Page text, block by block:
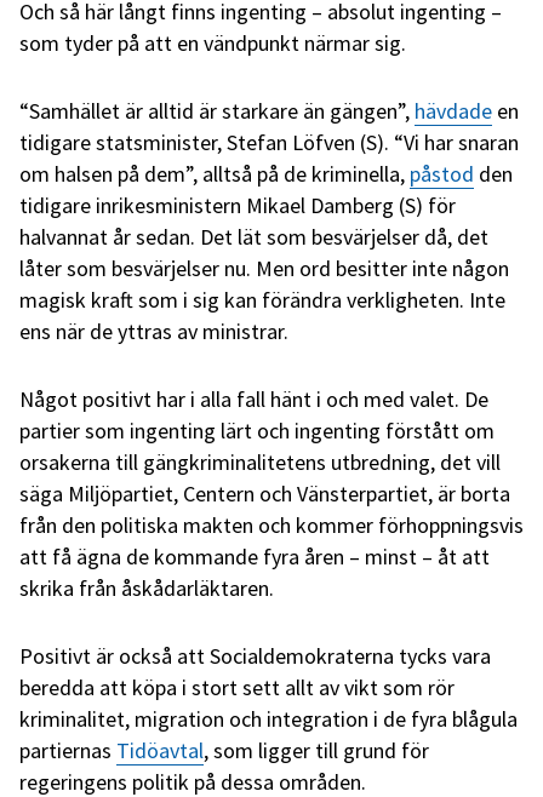
Och så här långt finns ingenting – absolut ingenting –
som tyder på att en vändpunkt närmar sig.
“Samhället är alltid är starkare än gängen”, hävdade en
tidigare statsminister, Stefan Löfven (S). “Vi har snaran
om halsen på dem”, alltså på de kriminella, påstod den
tidigare inrikesministern Mikael Damberg (S) för
halvannat år sedan. Det lät som besvärjelser då, det
låter som besvärjelser nu. Men ord besitter inte någon
magisk kraft som i sig kan förändra verkligheten. Inte
ens när de yttras av ministrar.
Något positivt har i alla fall hänt i och med valet. De
partier som ingenting lärt och ingenting förstått om
orsakerna till gängkriminalitetens utbredning, det vill
säga Miljöpartiet, Centern och Vänsterpartiet, är borta
från den politiska makten och kommer förhoppningsvis
att få ägna de kommande fyra åren – minst – åt att
skrika från åskådarläktaren.
Positivt är också att Socialdemokraterna tycks vara
beredda att köpa i stort sett allt av vikt som rör
kriminalitet, migration och integration i de fyra blågula
partiernas Tidöavtal, som ligger till grund för
regeringens politik på dessa områden.